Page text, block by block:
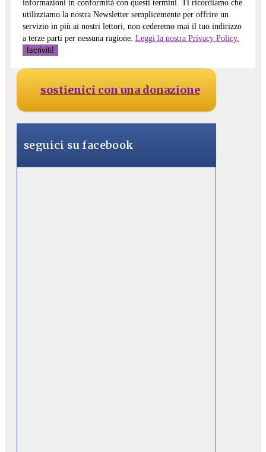
informazioni in conformità con questi termini. Ti ricordiamo che
utilizziamo la nostra Newsletter semplicemente per offrire un
servizio in più ai nostri lettori, non cederemo mai il tuo indirizzo
a terze parti per nessuna ragione. Leggi la nostra Privacy Policy.
sostienici con una donazione
seguici su facebook